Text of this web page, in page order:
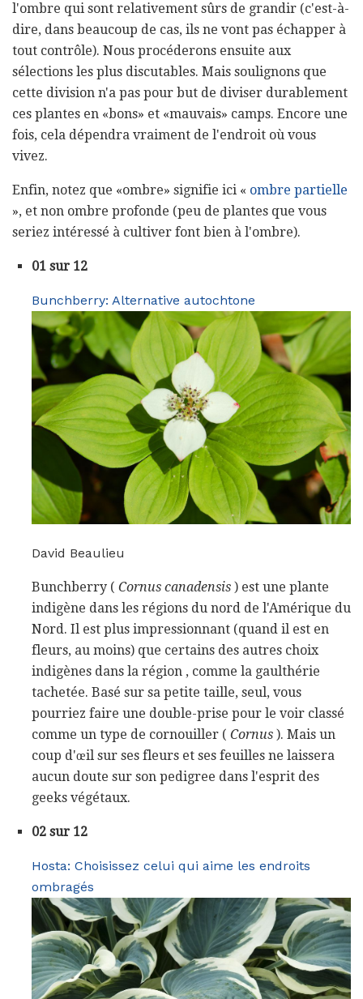
l'ombre qui sont relativement sûrs de grandir (c'est-à-
dire, dans beaucoup de cas, ils ne vont pas échapper à
tout contrôle). Nous procéderons ensuite aux
sélections les plus discutables. Mais soulignons que
cette division n'a pas pour but de diviser durablement
ces plantes en «bons» et «mauvais» camps. Encore une
fois, cela dépendra vraiment de l'endroit où vous
vivez.
Enfin, notez que «ombre» signifie ici « ombre partielle
», et non ombre profonde (peu de plantes que vous
seriez intéressé à cultiver font bien à l'ombre).
01 sur 12
Bunchberry: Alternative autochtone
David Beaulieu
Bunchberry ( Cornus canadensis ) est une plante
indigène dans les régions du nord de l'Amérique du
Nord. Il est plus impressionnant (quand il est en
fleurs, au moins) que certains des autres choix
indigènes dans la région , comme la gaulthérie
tachetée. Basé sur sa petite taille, seul, vous
pourriez faire une double-prise pour le voir classé
comme un type de cornouiller ( Cornus ). Mais un
coup d'œil sur ses fleurs et ses feuilles ne laissera
aucun doute sur son pedigree dans l'esprit des
geeks végétaux.
02 sur 12
Hosta: Choisissez celui qui aime les endroits
ombragés